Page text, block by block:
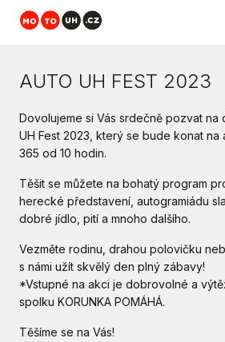
AUTO UH FEST 2023
Dovolujeme si Vás srdečně pozvat na
UH Fest 2023, který se bude konat na
365 od 10 hodin.
Těšit se můžete na bohatý program
herecké představení, autogramiádu
dobré jídlo, pití a mnoho dalšího.
Vezměte rodinu, drahou polovičku
s námi užít skvělý den plný zábavy!
*Vstupné na akci je dobrovolné a
spolku KORUNKA POMÁHÁ.
Těšíme se na Vás!